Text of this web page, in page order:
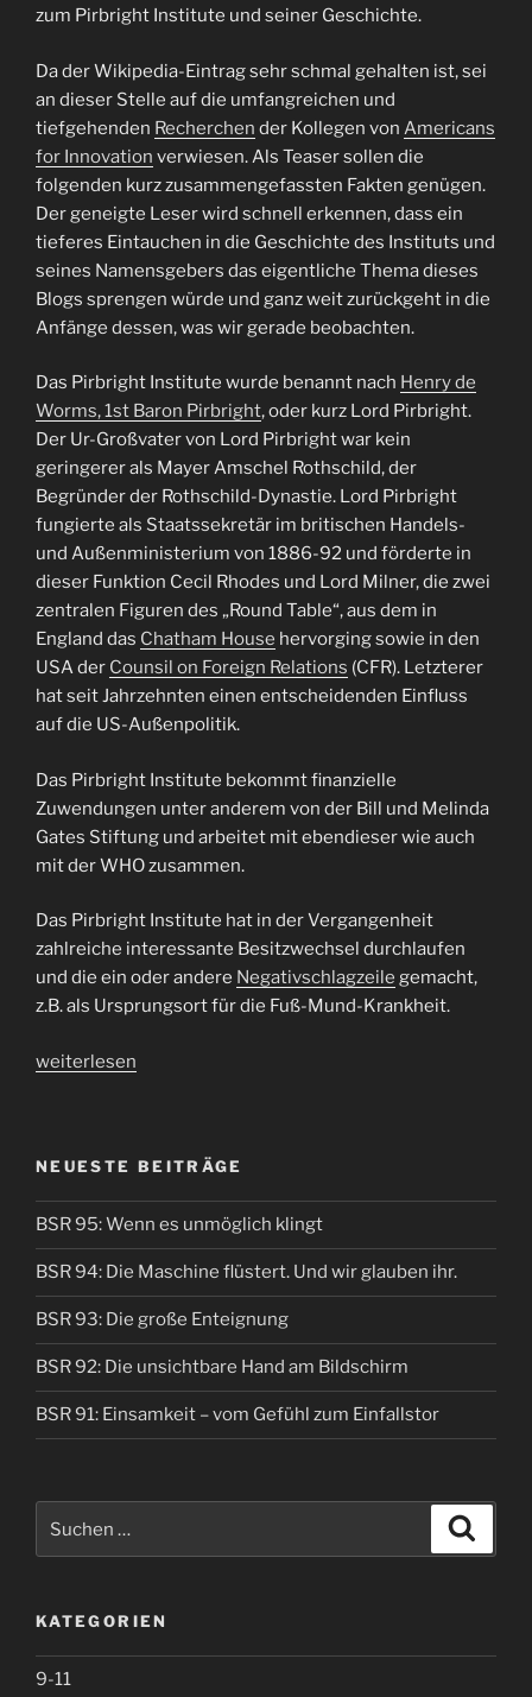
zum Pirbright Institute und seiner Geschichte.
Da der Wikipedia-Eintrag sehr schmal gehalten ist, sei
an dieser Stelle auf die umfangreichen und
tiefgehenden Recherchen der Kollegen von Americans
for Innovation verwiesen. Als Teaser sollen die
folgenden kurz zusammengefassten Fakten genügen.
Der geneigte Leser wird schnell erkennen, dass ein
tieferes Eintauchen in die Geschichte des Instituts und
seines Namensgebers das eigentliche Thema dieses
Blogs sprengen würde und ganz weit zurückgeht in die
Anfänge dessen, was wir gerade beobachten.
Das Pirbright Institute wurde benannt nach Henry de
Worms, 1st Baron Pirbright, oder kurz Lord Pirbright.
Der Ur-Großvater von Lord Pirbright war kein
geringerer als Mayer Amschel Rothschild, der
Begründer der Rothschild-Dynastie. Lord Pirbright
fungierte als Staatssekretär im britischen Handels-
und Außenministerium von 1886-92 und förderte in
dieser Funktion Cecil Rhodes und Lord Milner, die zwei
zentralen Figuren des „Round Table“, aus dem in
England das Chatham House hervorging sowie in den
USA der Counsil on Foreign Relations (CFR). Letzterer
hat seit Jahrzehnten einen entscheidenden Einfluss
auf die US-Außenpolitik.
Das Pirbright Institute bekommt finanzielle
Zuwendungen unter anderem von der Bill und Melinda
Gates Stiftung und arbeitet mit ebendieser wie auch
mit der WHO zusammen.
Das Pirbright Institute hat in der Vergangenheit
zahlreiche interessante Besitzwechsel durchlaufen
und die ein oder andere Negativschlagzeile gemacht,
z.B. als Ursprungsort für die Fuß-Mund-Krankheit.
„BSR
weiterlesen
NEUESTE BEITRÄGE
BSR 95: Wenn es unmöglich klingt
BSR 94: Die Maschine flüstert. Und wir glauben ihr.
BSR 93: Die große Enteignung
BSR 92: Die unsichtbare Hand am Bildschirm
BSR 91: Einsamkeit – vom Gefühl zum Einfallstor
nach:
KATEGORIEN
9-11